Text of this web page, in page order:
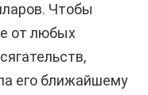
Чтобы
от любых
его ближайшему